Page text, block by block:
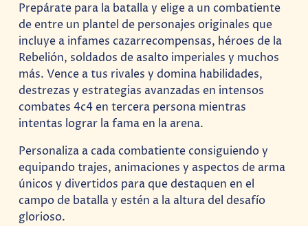
Prepárate para la batalla y elige a un combatiente
de entre un plantel de personajes originales que
incluye a infames cazarrecompensas, héroes de la
Rebelión, soldados de asalto imperiales y muchos
más. Vence a tus rivales y domina habilidades,
destrezas y estrategias avanzadas en intensos
combates 4c4 en tercera persona mientras
intentas lograr la fama en la arena.
Personaliza a cada combatiente consiguiendo y
equipando trajes, animaciones y aspectos de arma
únicos y divertidos para que destaquen en el
campo de batalla y estén a la altura del desafío
glorioso.